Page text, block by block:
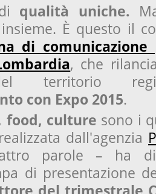
qualità uniche.
È questo il
di
, che
territorio
con Expo 2015.
food, culture sono i
dall'agenzia
parole – ha
di presentazione